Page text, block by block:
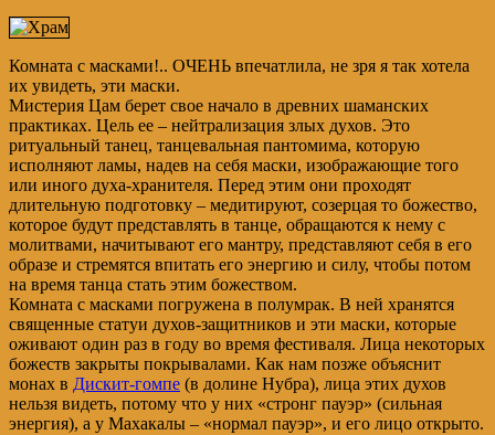
Комната с масками!.. ОЧЕНЬ впечатлила, не зря я так хотела
их увидеть, эти маски.
Мистерия Цам берет свое начало в древних шаманских
практиках. Цель ее – нейтрализация злых духов. Это
ритуальный танец, танцевальная пантомима, которую
исполняют ламы, надев на себя маски, изображающие того
или иного духа-хранителя. Перед этим они проходят
длительную подготовку – медитируют, созерцая то божество,
которое будут представлять в танце, обращаются к нему с
молитвами, начитывают его мантру, представляют себя в его
образе и стремятся впитать его энергию и силу, чтобы потом
на время танца стать этим божеством.
Комната с масками погружена в полумрак. В ней хранятся
священные статуи духов-защитников и эти маски, которые
оживают один раз в году во время фестиваля. Лица некоторых
божеств закрыты покрывалами. Как нам позже объяснит
монах в Дискит-гомпе (в долине Нубра), лица этих духов
нельзя видеть, потому что у них «стронг пауэр» (сильная
энергия), а у Махакалы – «нормал пауэр», и его лицо открыто.